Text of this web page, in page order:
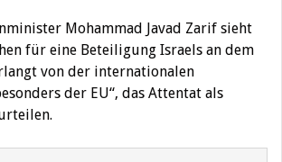
Mohammad Javad Zarif sieht
für eine Beteiligung Israels an dem
von der internationalen
der EU“, das Attentat als